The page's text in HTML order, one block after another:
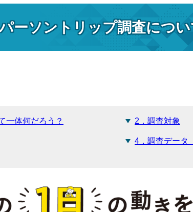
ーソントリップ調査につ
一体何だろう？ 2．調査対象
4．調査データ